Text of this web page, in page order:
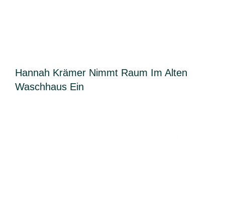
Hannah Krämer Nimmt Raum Im Alten
Waschhaus Ein